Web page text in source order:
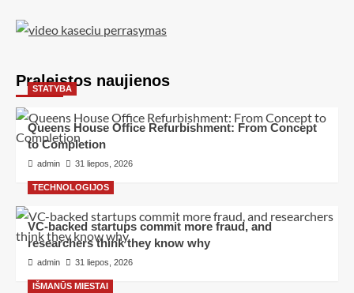
Praleistos naujienos
STATYBA
Queens House Office Refurbishment: From Concept
to Completion
admin 31 liepos, 2026
TECHNOLOGIJOS
VC-backed startups commit more fraud, and
researchers think they know why
admin 31 liepos, 2026
IŠMANŪS MIESTAI